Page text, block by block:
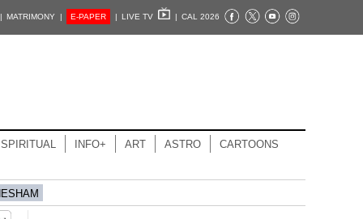
MATRIMONY | E-PAPER | LIVE TV | CAL 2026
SPIRITUAL INFO+ ART ASTRO CARTOONS